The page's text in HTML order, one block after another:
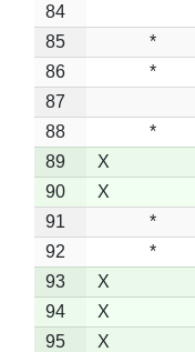
84
85
*
86
*
87
88
*
89
X
90
X
91
*
92
*
93
X
94
X
95
X